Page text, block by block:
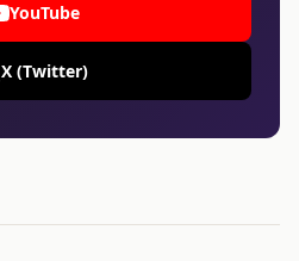
YouTube
X (Twitter)